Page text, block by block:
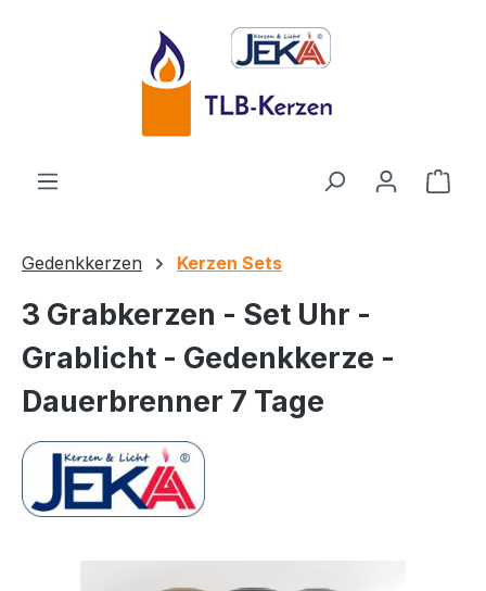
Zum Hauptinhalt springen
Gedenkkerzen Kerzen Sets
3 Grabkerzen - Set Uhr -
Grablicht - Gedenkkerze -
Dauerbrenner 7 Tage